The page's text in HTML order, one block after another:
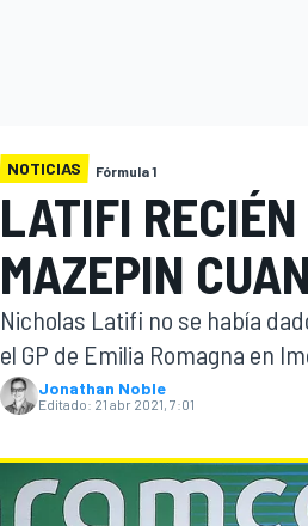
INDYCAR
NOTICIAS Fórmula 1
LATIFI RECIÉN
MAZEPIN
Nicholas Latifi no se había
el GP de Emilia Romagna en
Jonathan Noble
Editado: 21 abr 2021, 7:01